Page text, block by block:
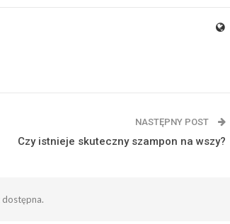
NASTĘPNY POST
Czy istnieje skuteczny szampon na wszy?